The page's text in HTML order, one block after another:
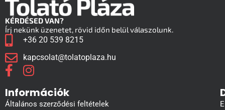
KÉRDÉSED VAN?
Írj nekünk üzenetet, rövid időn belül válaszolunk.
+36 20 539 8215
kapcsolat@tolatoplaza.hu
Információk
Általános szerződési feltételek